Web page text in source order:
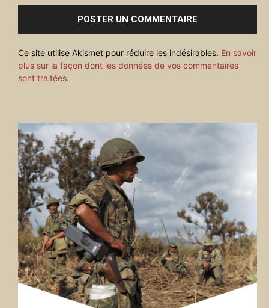
Ce site utilise Akismet pour réduire les indésirables. En savoir
plus sur la façon dont les données de vos commentaires
sont traitées.